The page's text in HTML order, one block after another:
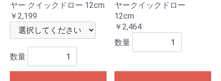
ヤー クイックドロー 12cm
￥2,199
数量
ヤークイックドロー
12cm
￥2,464
数量